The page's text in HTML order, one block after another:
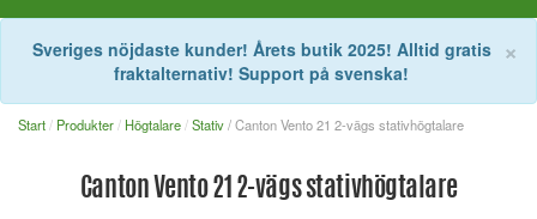
×
Sveriges nöjdaste kunder! Årets butik 2025! Alltid gratis
fraktalternativ! Support på svenska!
Start Produkter Högtalare Stativ/ Canton Vento 21 2-vägs stativhögtalare
Canton Vento 21 2-vägs stativhögtalare